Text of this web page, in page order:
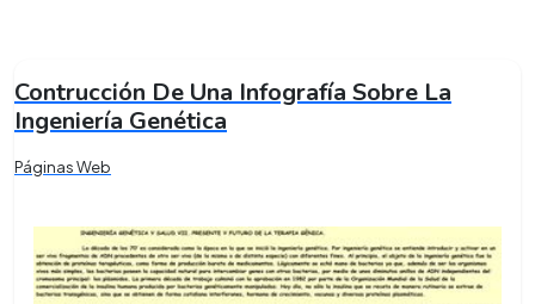
Contrucción De Una Infografía Sobre La
Ingeniería Genética
Páginas Web